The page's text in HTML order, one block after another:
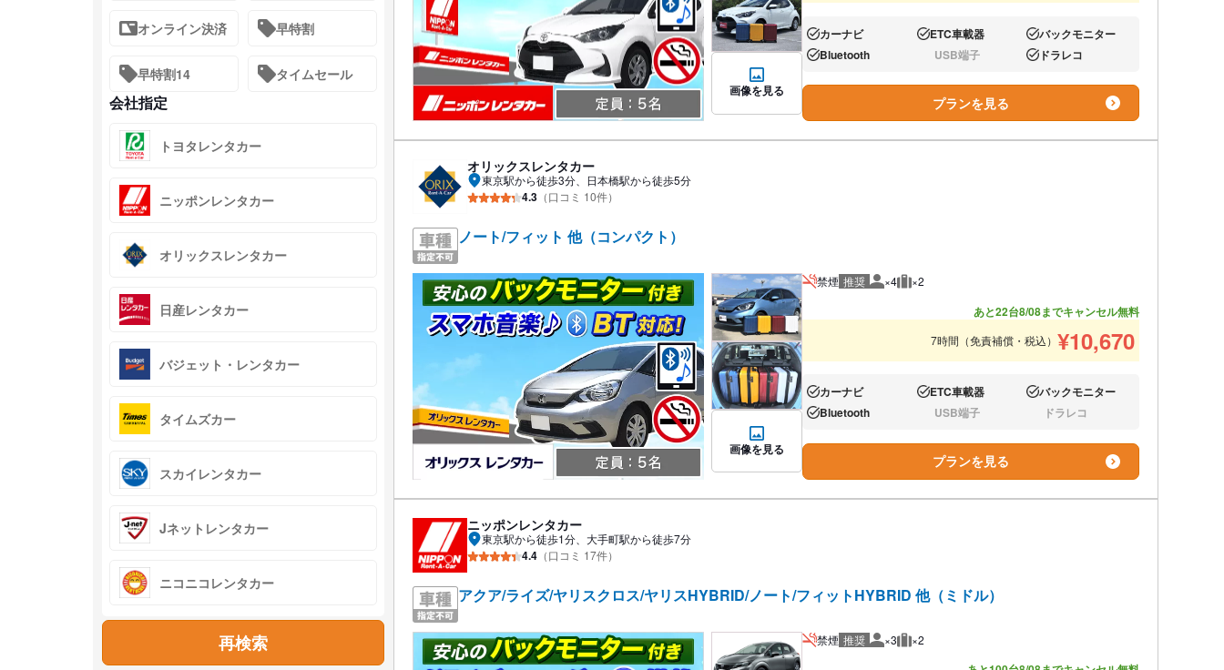
画像を見る
あり:カーナビ あり:ETC車載器 あり:バックモニター
あり:Bluetooth なし:USB端子 あり:ドラレコ
プランを見る
オリックスレンタカー
東京駅から徒歩3分、日本橋駅から徒歩5分
4.3 （口コミ 10件）
ノート/フィット 他（コンパクト）
画像を見る
禁煙 推奨 推奨人数
×4 推奨荷物
×2
あと22台8/08までキャンセル無料
7時間（免責補償・税込） ¥10,670
あり:カーナビ あり:ETC車載器 あり:バックモニター
あり:Bluetooth なし:USB端子 なし:ドラレコ
プランを見る
ニッポンレンタカー
東京駅から徒歩1分、大手町駅から徒歩7分
4.4 （口コミ 17件）
アクア/ライズ/ヤリスクロス/ヤリスHYBRID/ノート/フィットHYBRID 他（ミドル）
禁煙 推奨 推奨人数
×3 推奨荷物
×2
オンライン決済 早特割
早特割14 タイムセール
会社指定
トヨタレンタカー
ニッポンレンタカー
オリックスレンタカー
日産レンタカー
バジェット・レンタカー
タイムズカー
スカイレンタカー
Jネットレンタカー
ニコニコレンタカー
再検索